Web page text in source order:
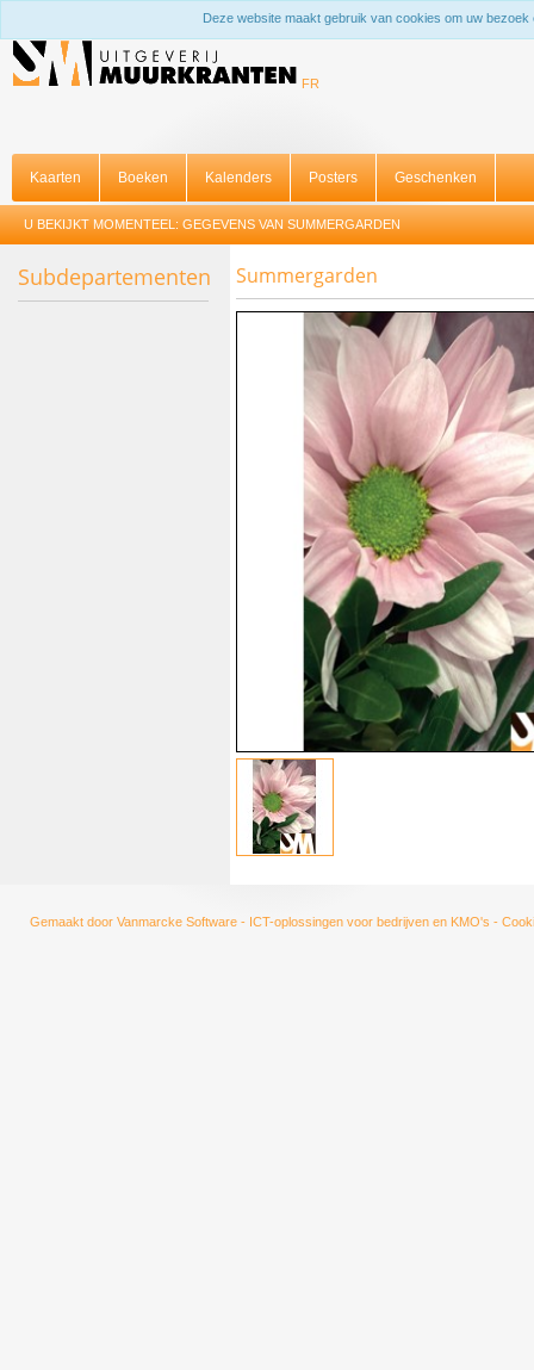
Deze website maakt gebruik van cookies om uw
FR
Kaarten Boeken Kalenders Posters Geschenken
U BEKIJKT MOMENTEEL: GEGEVENS VAN SUMMERGARDEN
Subdepartementen Summergarden
Gemaakt door Vanmarcke Software - ICT-oplossingen voor bedrijven en KMO's -